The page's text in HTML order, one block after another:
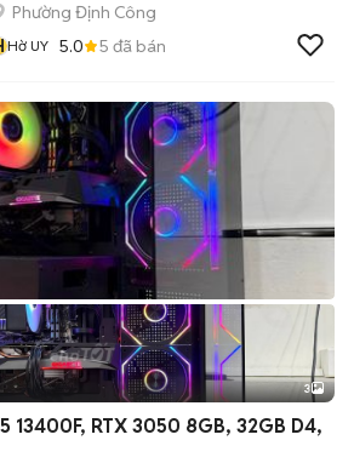
Phường Định Công
Hờ UY 5.0 5 đã bán
3
13400F, RTX 3050 8GB, 32GB D4,